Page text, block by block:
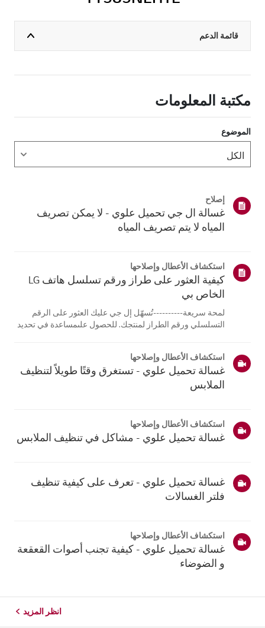
قائمة الدعم
مكتبة المعلومات
الموضوع
إصلاح
غسالة ال جي تحميل علوي - لا يمكن تصريف
المياه لا يتم تصريف المياه
استكشاف الأعطال وإصلاحها
كيفية العثور على طراز ورقم تسلسل هاتف LG
الخاص بي
لمحة سريعة----------تُسهّل إل جي عليك العثور على الرقم
التسلسلي ورقم الطراز لمنتجك. للحصول علىمساعدة في تحديد
تختلف الصور أو ا...
استكشاف الأعطال وإصلاحها
غسالة تحميل علوي - تستغرق وقتًا طويلاً لتنظيف
الملابس
استكشاف الأعطال وإصلاحها
غسالة تحميل علوي - مشاكل في تنظيف الملابس
غسالة تحميل علوي - تعرف على كيفية تنظيف
فلتر الغسالات
استكشاف الأعطال وإصلاحها
غسالة تحميل علوي - كيفية تجنب أصوات القعقعة
و الضوضاء
انظر المزيد